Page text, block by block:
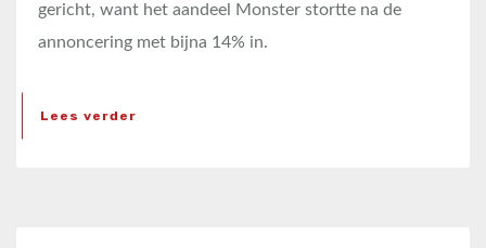
gericht, want het aandeel Monster stortte na de
annoncering met bijna 14% in.
Lees verder